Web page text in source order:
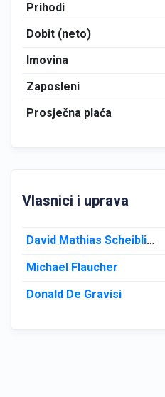
Prihodi
Dobit (neto)
Imovina
Zaposleni
Prosječna plaća
Vlasnici i uprava
David Mathias Scheiblich
Michael Flaucher
Donald De Gravisi